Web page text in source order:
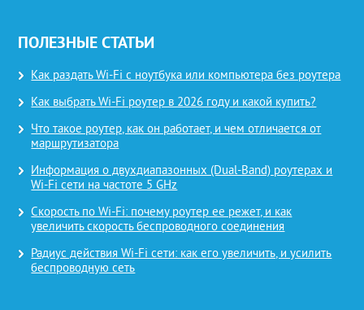
ПОЛЕЗНЫЕ СТАТЬИ
Как раздать Wi-Fi с ноутбука или компьютера без роутера
Как выбрать Wi-Fi роутер в 2026 году и какой купить?
Что такое роутер, как он работает, и чем отличается от
маршрутизатора
Информация о двухдиапазонных (Dual-Band) роутерах и
Wi-Fi сети на частоте 5 GHz
Скорость по Wi-Fi: почему роутер ее режет, и как
увеличить скорость беспроводного соединения
Радиус действия Wi-Fi сети: как его увеличить, и усилить
беспроводную сеть